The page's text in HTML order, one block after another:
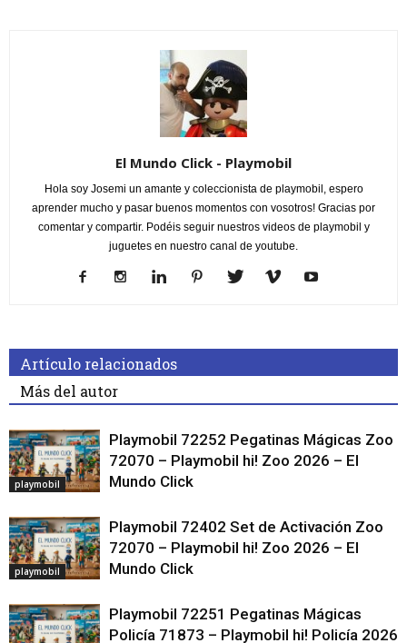
El Mundo Click - Playmobil
Hola soy Josemi un amante y coleccionista de playmobil, espero
aprender mucho y pasar buenos momentos con vosotros! Gracias por
comentar y compartir. Podéis seguir nuestros videos de playmobil y
juguetes en nuestro canal de youtube.
Artículo relacionados
Más del autor
playmobil
Playmobil 72252 Pegatinas Mágicas Zoo
72070 – Playmobil hi! Zoo 2026 – El
Mundo Click
playmobil
Playmobil 72402 Set de Activación Zoo
72070 – Playmobil hi! Zoo 2026 – El
Mundo Click
Playmobil 72251 Pegatinas Mágicas
Policía 71873 – Playmobil hi! Policía 2026